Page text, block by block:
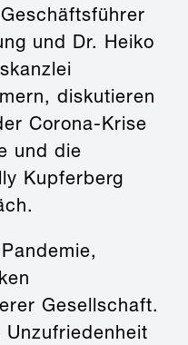
und Dr. Heiko
diskutieren
Corona-Krise
und die
Kupferberg
Gesellschaft.